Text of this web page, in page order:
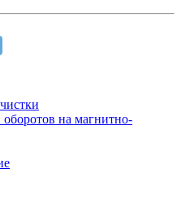
оборотов на магнитно-